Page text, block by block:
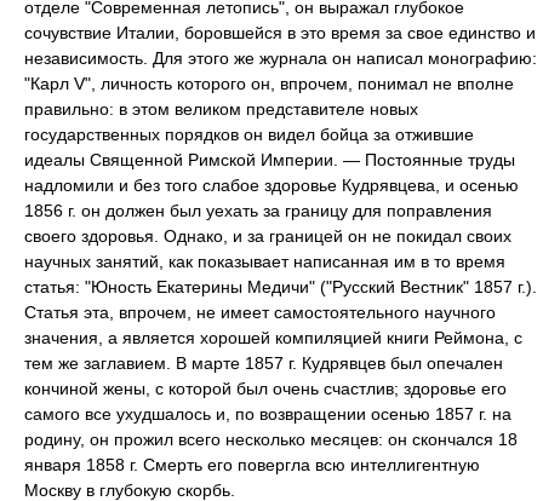
отделе "Современная летопись", он выражал глубокое
сочувствие Италии, боровшейся в это время за свое единство и
независимость. Для этого же журнала он написал монографию:
"Карл V", личность которого он, впрочем, понимал не вполне
правильно: в этом великом представителе новых
государственных порядков он видел бойца за отжившие
идеалы Священной Римской Империи. — Постоянные труды
надломили и без того слабое здоровье Кудрявцева, и осенью
1856 г. он должен был уехать за границу для поправления
своего здоровья. Однако, и за границей он не покидал своих
научных занятий, как показывает написанная им в то время
статья: "Юность Екатерины Медичи" ("Русский Вестник" 1857 г.).
Статья эта, впрочем, не имеет самостоятельного научного
значения, а является хорошей компиляцией книги Реймона, с
тем же заглавием. В марте 1857 г. Кудрявцев был опечален
кончиной жены, с которой был очень счастлив; здоровье его
самого все ухудшалось и, по возвращении осенью 1857 г. на
родину, он прожил всего несколько месяцев: он скончался 18
января 1858 г. Смерть его повергла всю интеллигентную
Москву в глубокую скорбь.